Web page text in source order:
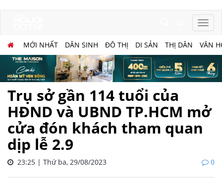
MỚI NHẤT DÂN SINH ĐÔ THỊ DI SẢN THỊ DÂN VĂN
Trụ sở gần 114 tuổi của
HĐND và UBND TP.HCM mở
cửa đón khách tham quan
dịp lễ 2.9
23:25 | Thứ ba, 29/08/2023 0